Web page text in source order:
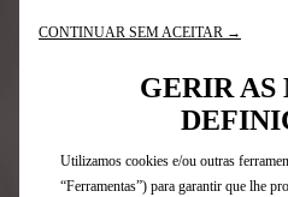
SERVIÇOS
CONTINUAR SEM ACEITAR →
GERIR AS
Utilizamos cookies e/ou outras
“Ferramentas”) para garantir que lhe